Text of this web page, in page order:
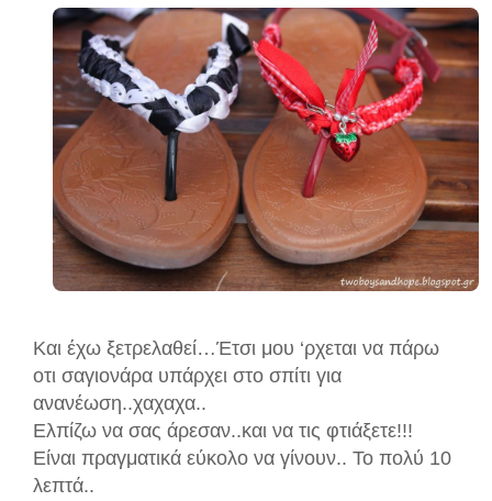
Και έχω ξετρελαθεί…Έτσι μου ‘ρχεται να πάρω
οτι σαγιονάρα υπάρχει στο σπίτι για
ανανέωση..χαχαχα..
Ελπίζω να σας άρεσαν..και να τις φτιάξετε!!!
Είναι πραγματικά εύκολο να γίνουν.. Το πολύ 10
λεπτά..